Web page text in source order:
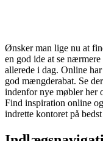
Ønsker man lige nu at
en god ide at se
allerede i dag. Online
god mængderabat. Se
indenfor nye møbler her
Find inspiration online
indrette kontoret på